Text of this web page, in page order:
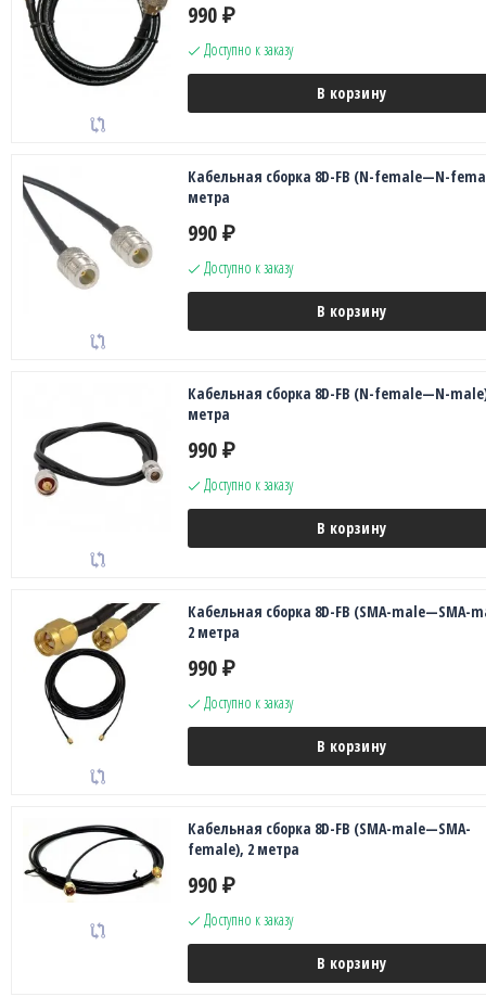
990 ₽
Доступно к заказу
В корзину
Кабельная сборка 8D-FB (N-female—N-
метра
990 ₽
Доступно к заказу
В корзину
Кабельная сборка 8D-FB (N-female—N-
метра
990 ₽
Доступно к заказу
В корзину
Кабельная сборка 8D-FB (SMA-male—SMA-
2 метра
990 ₽
Доступно к заказу
В корзину
Кабельная сборка 8D-FB (SMA-male—SMA-
female), 2 метра
990 ₽
Доступно к заказу
В корзину